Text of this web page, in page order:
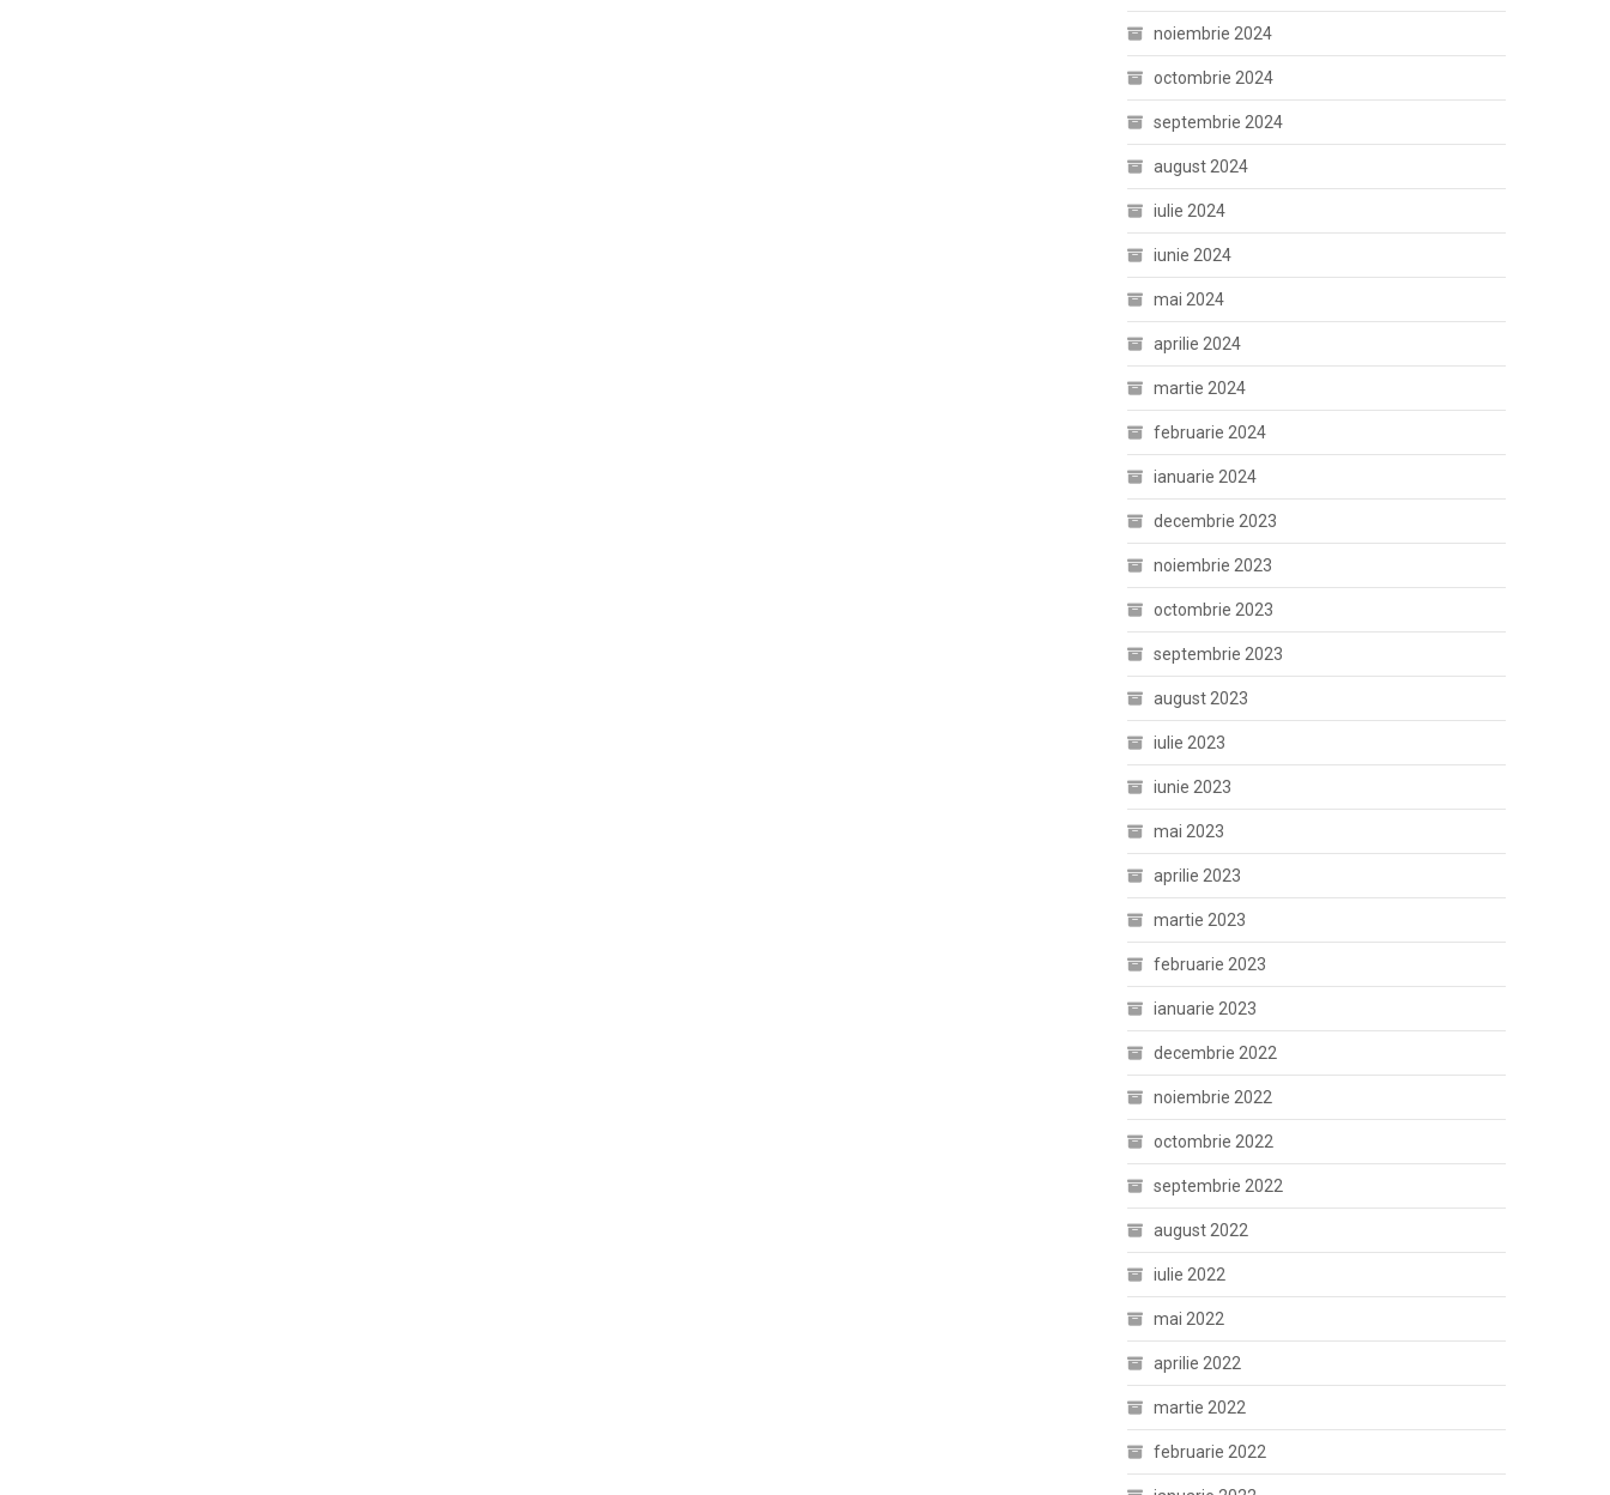
noiembrie 2024
octombrie 2024
septembrie 2024
august 2024
iulie 2024
iunie 2024
mai 2024
aprilie 2024
martie 2024
februarie 2024
ianuarie 2024
decembrie 2023
noiembrie 2023
octombrie 2023
septembrie 2023
august 2023
iulie 2023
iunie 2023
mai 2023
aprilie 2023
martie 2023
februarie 2023
ianuarie 2023
decembrie 2022
noiembrie 2022
octombrie 2022
septembrie 2022
august 2022
iulie 2022
mai 2022
aprilie 2022
martie 2022
februarie 2022